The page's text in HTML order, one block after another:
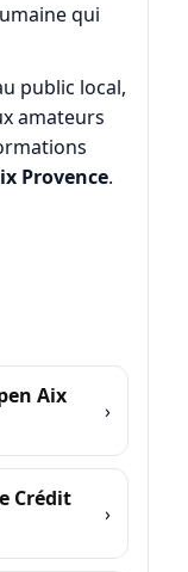
qui
public local,
amateurs
Provence.
Aix
Crédit